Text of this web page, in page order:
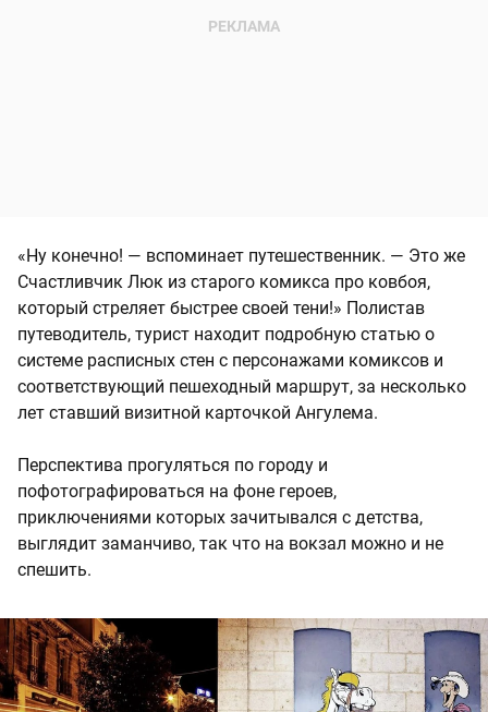
«Ну конечно! — вспоминает путешественник. — Это же
Счастливчик Люк из старого комикса про ковбоя,
который стреляет быстрее своей тени!» Полистав
путеводитель, турист находит подробную статью о
системе расписных стен с персонажами комиксов и
соответствующий пешеходный маршрут, за несколько
лет ставший визитной карточкой Ангулема.
Перспектива прогуляться по городу и
пофотографироваться на фоне героев,
приключениями которых зачитывался с детства,
выглядит заманчиво, так что на вокзал можно и не
спешить.